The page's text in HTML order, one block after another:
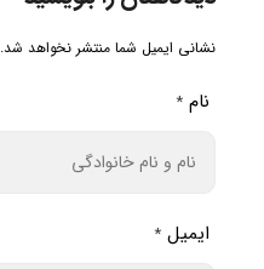
نشانی ایمیل شما منتشر نخواهد شد.
نام *
ایمیل *